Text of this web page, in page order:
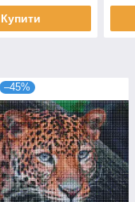
Купити
–45%